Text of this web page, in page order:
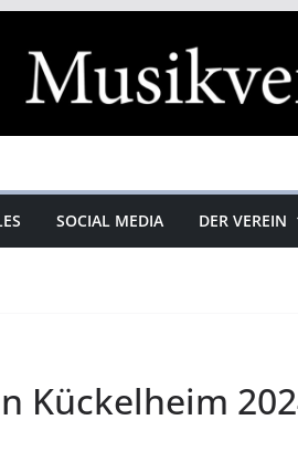
SOCIAL MEDIA DER VEREIN
Kückelheim